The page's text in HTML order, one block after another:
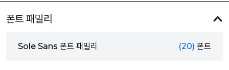
폰트 패밀리
Sole Sans 폰트 패밀리 (20) 폰트